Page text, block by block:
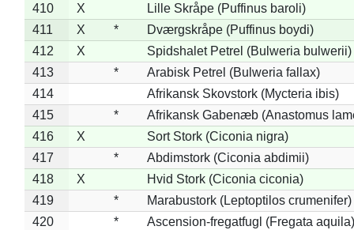
410
X
Lille Skråpe (Puffinus baroli)
411
X *
Dværgskråpe (Puffinus boydi)
412
X
Spidshalet Petrel (Bulweria bulwerii)
413
*
Arabisk Petrel (Bulweria fallax)
414
Afrikansk Skovstork (Mycteria ibis)
415
*
Afrikansk Gabenæb (Anastomus
416
X
Sort Stork (Ciconia nigra)
417
*
Abdimstork (Ciconia abdimii)
418
X
Hvid Stork (Ciconia ciconia)
419
*
Marabustork (Leptoptilos crumenifer)
420
*
Ascension-fregatfugl (Fregata aquila)